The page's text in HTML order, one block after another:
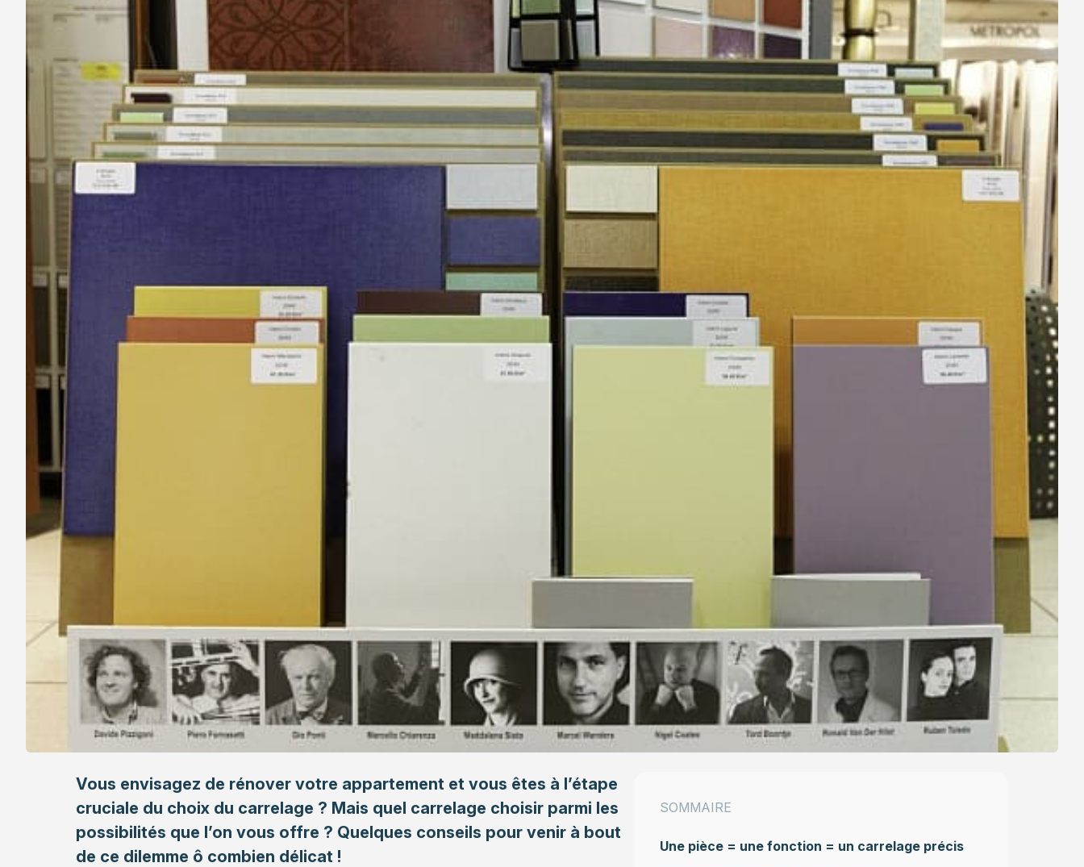
Vous envisagez de rénover votre appartement et vous êtes à l’étape
cruciale du choix du carrelage ? Mais quel carrelage choisir parmi les
possibilités que l’on vous offre ? Quelques conseils pour venir à bout
de ce dilemme ô combien délicat !
SOMMAIRE
Une pièce = une fonction = un carrelage précis